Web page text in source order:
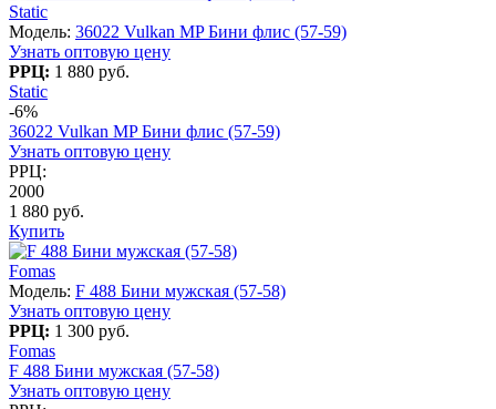
Static
Модель: 36022 Vulkan MP Бини флис (57-59)
Узнать оптовую цену
РРЦ: 1 880 руб.
Static
-6%
36022 Vulkan MP Бини флис (57-59)
Узнать оптовую цену
РРЦ:
2000
1 880 руб.
Купить
Fomas
Модель: F 488 Бини мужская (57-58)
Узнать оптовую цену
РРЦ: 1 300 руб.
Fomas
F 488 Бини мужская (57-58)
Узнать оптовую цену